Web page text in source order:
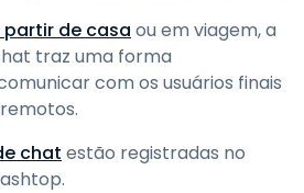
de casa ou em viagem, a
traz uma forma
com os usuários finais
chat estão registradas no